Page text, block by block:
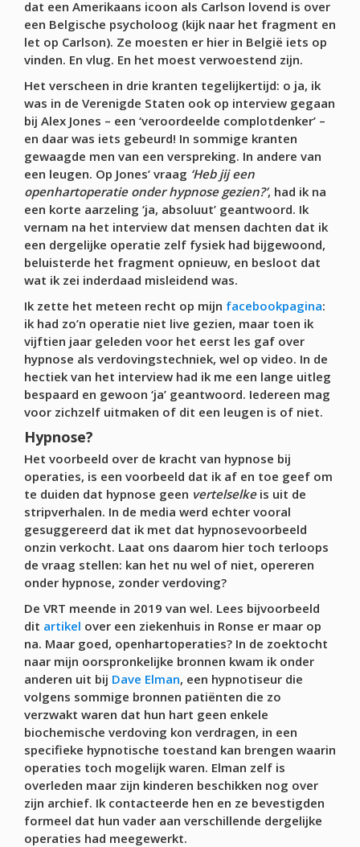
dat een Amerikaans icoon als Carlson lovend is over
een Belgische psycholoog (kijk naar het fragment en
let op Carlson). Ze moesten er hier in België iets op
vinden. En vlug. En het moest verwoestend zijn.
Het verscheen in drie kranten tegelijkertijd: o ja, ik
was in de Verenigde Staten ook op interview gegaan
bij Alex Jones – een ‘veroordeelde complotdenker’ –
en daar was iets gebeurd! In sommige kranten
gewaagde men van een verspreking. In andere van
een leugen. Op Jones’ vraag ‘Heb jij een
openhartoperatie onder hypnose gezien?’, had ik na
een korte aarzeling ‘ja, absoluut’ geantwoord. Ik
vernam na het interview dat mensen dachten dat ik
een dergelijke operatie zelf fysiek had bijgewoond,
beluisterde het fragment opnieuw, en besloot dat
wat ik zei inderdaad misleidend was.
Ik zette het meteen recht op mijn facebookpagina:
ik had zo’n operatie niet live gezien, maar toen ik
vijftien jaar geleden voor het eerst les gaf over
hypnose als verdovingstechniek, wel op video. In de
hectiek van het interview had ik me een lange uitleg
bespaard en gewoon ‘ja’ geantwoord. Iedereen mag
voor zichzelf uitmaken of dit een leugen is of niet.
Hypnose?
Het voorbeeld over de kracht van hypnose bij
operaties, is een voorbeeld dat ik af en toe geef om
te duiden dat hypnose geen vertelselkeis uit de
stripverhalen. In de media werd echter vooral
gesuggereerd dat ik met dat hypnosevoorbeeld
onzin verkocht. Laat ons daarom hier toch terloops
de vraag stellen: kan het nu wel of niet, opereren
onder hypnose, zonder verdoving?
De VRT meende in 2019 van wel. Lees bijvoorbeeld
dit artikel over een ziekenhuis in Ronse er maar op
na. Maar goed, openhartoperaties? In de zoektocht
naar mijn oorspronkelijke bronnen kwam ik onder
anderen uit bij Dave Elman, een hypnotiseur die
volgens sommige bronnen patiënten die zo
verzwakt waren dat hun hart geen enkele
biochemische verdoving kon verdragen, in een
specifieke hypnotische toestand kan brengen waarin
operaties toch mogelijk waren. Elman zelf is
overleden maar zijn kinderen beschikken nog over
zijn archief. Ik contacteerde hen en ze bevestigden
formeel dat hun vader aan verschillende dergelijke
operaties had meegewerkt.